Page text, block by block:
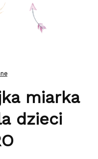
miarka
dzieci